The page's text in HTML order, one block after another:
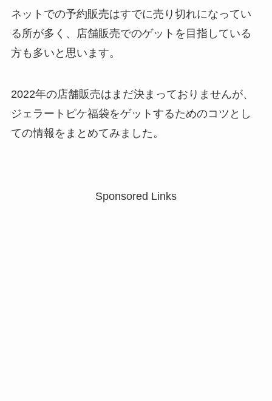
ネットでの予約販売はすでに売り切れになってい
る所が多く、店舗販売でのゲットを目指している
方も多いと思います。
2022年の店舗販売はまだ決まっておりませんが、
ジェラートピケ福袋をゲットするためのコツ とし
ての情報をまとめてみました。
Sponsored Links